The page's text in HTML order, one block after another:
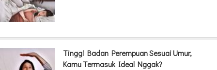
Tinggi Badan Perempuan Sesuai Umur,
Kamu Termasuk Ideal Nggak?